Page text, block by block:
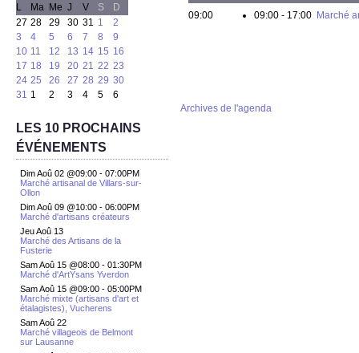
L
Ma Me J V S
D
27 28 29 30 31 1
2
3
4 5 6 7 8
9
10 11 12 13 14 15 16
17 18 19 20 21 22 23
24 25 26 27 28 29 30
31 1 2 3 4 5 6
LES 10 PROCHAINS
ÉVÉNEMENTS
Dim Aoû 02 @09:00 - 07:00PM
Marché artisanal de Villars-sur-
Ollon
Dim Aoû 09 @10:00 - 06:00PM
Marché d'artisans créateurs
Jeu Aoû 13
Marché des Artisans de la
Fusterie
Sam Aoû 15 @08:00 - 01:30PM
Marché d'ArtYsans Yverdon
Sam Aoû 15 @09:00 - 05:00PM
Marché mixte (artisans d'art et
étalagistes), Vucherens
Sam Aoû 22
Marché villageois de Belmont
sur Lausanne
09:00 09:00 - 17:00 Marché
Archives de l'agenda